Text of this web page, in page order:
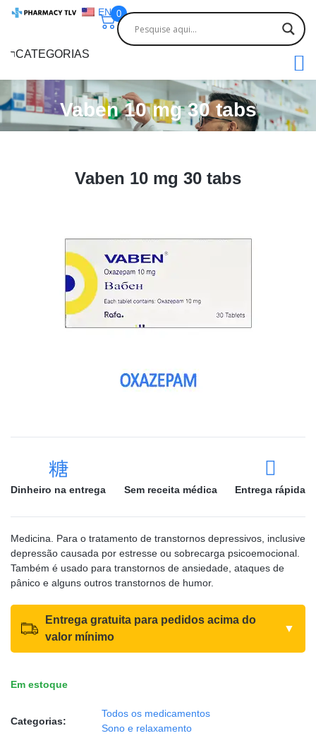
EN 0
CATEGORIAS
Vaben 10 mg 30 tabs
Vaben 10 mg 30 tabs
Dinheiro na entrega Sem receita médica Entrega rápida
Medicina. Para o tratamento de transtornos depressivos, inclusive
depressão causada por estresse ou sobrecarga psicoemocional.
Também é usado para transtornos de ansiedade, ataques de
pânico e alguns outros transtornos de humor.
Entrega gratuita para pedidos acima do
valor mínimo
▼
Em estoque
Categorias:
Todos os medicamentos
Sono e relaxamento